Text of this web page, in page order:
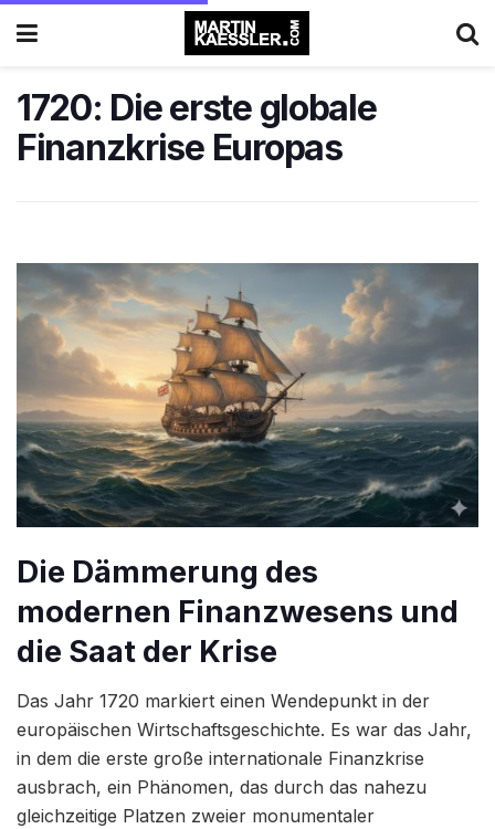
1720: Die erste globale
Finanzkrise Europas
Die Dämmerung des
modernen Finanzwesens und
die Saat der Krise
Das Jahr 1720 markiert einen Wendepunkt in der
europäischen Wirtschaftsgeschichte. Es war das Jahr,
in dem die erste große internationale Finanzkrise
ausbrach, ein Phänomen, das durch das nahezu
gleichzeitige Platzen zweier monumentaler